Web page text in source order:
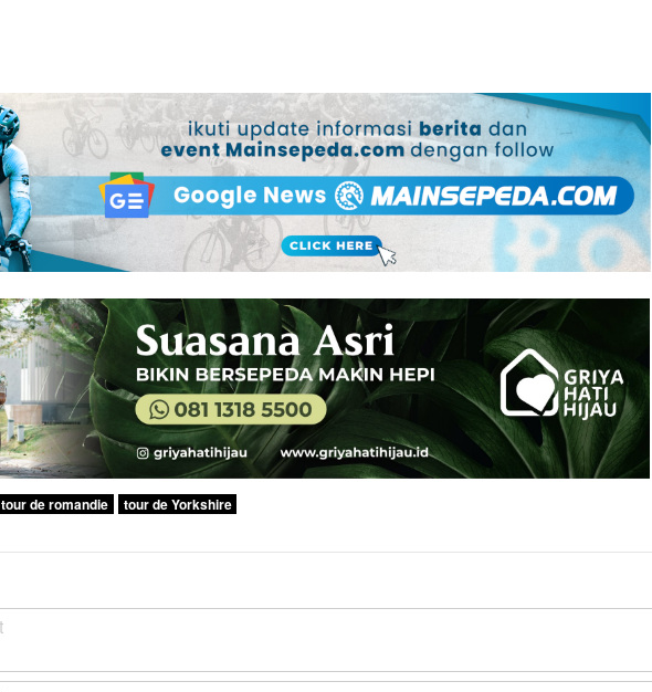
tour de romandie tour de Yorkshire